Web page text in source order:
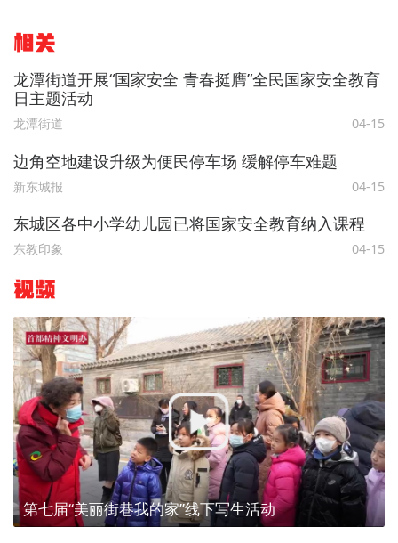
相关
龙潭街道开展“国家安全 青春挺膺”全民国家安全教育
日主题活动
龙潭街道 04-15
边角空地建设升级为便民停车场 缓解停车难题
新东城报 04-15
东城区各中小学幼儿园已将国家安全教育纳入课程
东教印象 04-15
视频
第七届“美丽街巷我的家”线下写生活动